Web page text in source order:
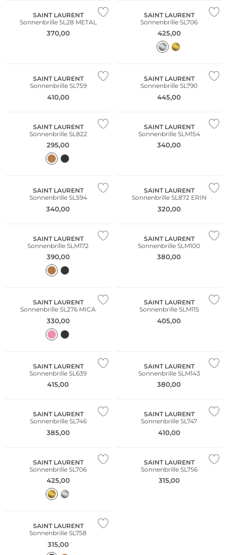
SAINT LAURENT
Sonnenbrille SL28 METAL
370,00
SAINT LAURENT
Sonnenbrille SL706
425,00
SAINT LAURENT
Sonnenbrille SL759
410,00
SAINT LAURENT
Sonnenbrille SL790
445,00
SAINT LAURENT
Sonnenbrille SL822
295,00
SAINT LAURENT
Sonnenbrille SLM154
340,00
SAINT LAURENT
Sonnenbrille SL594
340,00
SAINT LAURENT
Sonnenbrille SL872 ERIN
320,00
SAINT LAURENT
Sonnenbrille SLM172
390,00
SAINT LAURENT
Sonnenbrille SLM100
380,00
SAINT LAURENT
Sonnenbrille SL276 MICA
330,00
SAINT LAURENT
Sonnenbrille SLM115
405,00
SAINT LAURENT
Sonnenbrille SL639
415,00
SAINT LAURENT
Sonnenbrille SLM143
380,00
SAINT LAURENT
Sonnenbrille SL746
385,00
SAINT LAURENT
Sonnenbrille SL747
410,00
SAINT LAURENT
Sonnenbrille SL706
425,00
SAINT LAURENT
Sonnenbrille SL756
315,00
SAINT LAURENT
Sonnenbrille SL758
315,00